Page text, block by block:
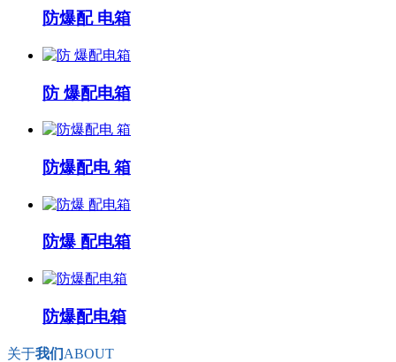
防爆配 电箱
防 爆配电箱
防爆配电 箱
防爆 配电箱
防爆配电箱
关于我们ABOUT